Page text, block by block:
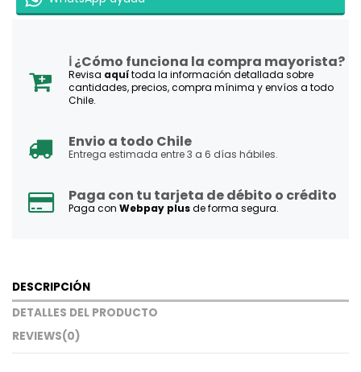
ℹ️ ¿Cómo funciona la compra mayorista?
Revisa aquítoda la información detallada sobre
cantidades, precios, compra mínima y envíos a todo
Chile.
Envio a todo Chile
Entrega estimada entre 3 a 6 días hábiles.
Paga con tu tarjeta de débito o crédito
Paga con Webpay plusde forma segura.
DESCRIPCIÓN
DETALLES DEL PRODUCTO
REVIEWS(0)